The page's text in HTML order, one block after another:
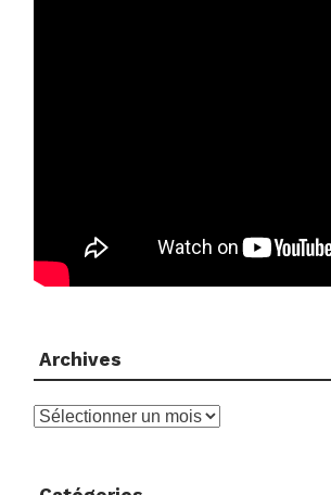
Archives
Archives